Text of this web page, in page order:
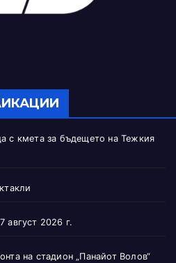
с кмета за бъдещето на Тежкия
август 2026 г.
на стадион „Панайот Волов“